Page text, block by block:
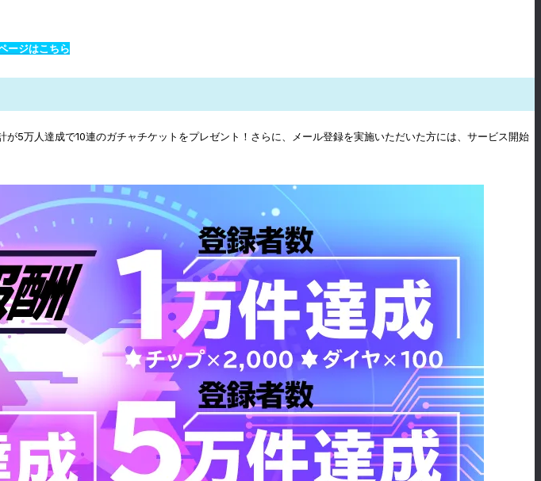
ージはこちら
5万人達成で10連のガチャチケットをプレゼント！さらに、メール登録を実施いただいた方には、サービス開始